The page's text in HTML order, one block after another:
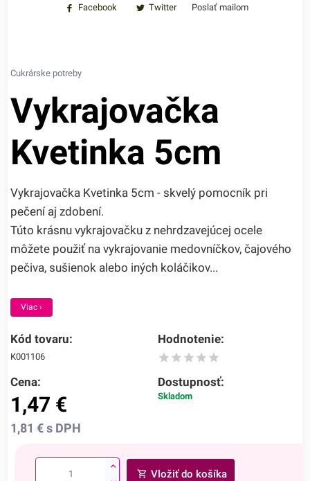
Facebook Twitter Poslať mailom
Cukrárske potreby
Vykrajovačka
Kvetinka 5cm
Vykrajovačka Kvetinka 5cm - skvelý pomocník pri
pečení aj zdobení.
Túto krásnu vykrajovačku z nehrdzavejúcej ocele
môžete použiť na vykrajovanie medovníčkov, čajového
pečiva, sušienok alebo iných koláčikov...
Viac ›
Kód tovaru:
K001106
Hodnotenie:
Cena:
1,47 €
1,81€ s DPH
Dostupnosť:
Skladom
Vložiť do košíka